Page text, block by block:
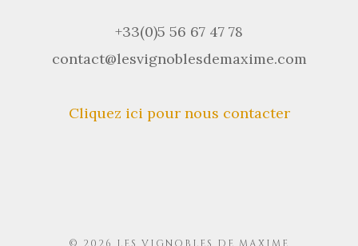
+33(0)5 56 67 47 78
contact@lesvignoblesdemaxime.com
Cliquez ici pour nous contacter